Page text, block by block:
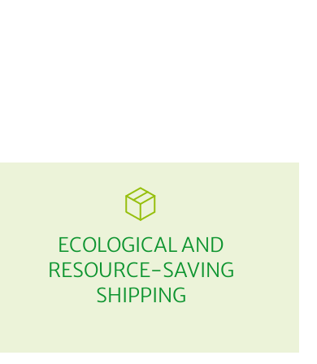
ECOLOGICAL AND
RESOURCE-SAVING
SHIPPING